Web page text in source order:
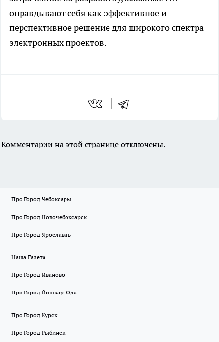
оправдывают себя как эффективное и
перспективное решение для широкого спектра
электронных проектов.
Комментарии на этой странице отключены.
Про Город Чебоксары
Про Город Новочебоксарск
Про Город Ярославль
Наша Газета
Про Город Иваново
Про Город Йошкар-Ола
Про Город Курск
Про Город Рыбинск